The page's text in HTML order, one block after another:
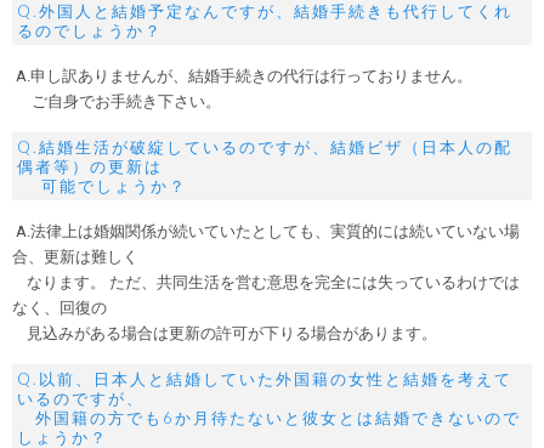
Q.外国人と結婚予定なんですが、結婚手続きも代行してくれ
るのでしょうか？
A.申し訳ありませんが、結婚手続きの代行は行っておりません。
ご自身でお手続き下さい。
Q.結婚生活が破綻しているのですが、結婚ビザ（日本人の配
偶者等）の更新は
可能でしょうか？
A.法律上は婚姻関係が続いていたとしても、実質的には続いていない場
合、更新は難しく
なります。 ただ、共同生活を営む意思を完全には失っているわけでは
なく、回復の
見込みがある場合は更新の許可が下りる場合があります。
Q.以前、日本人と結婚していた外国籍の女性と結婚を考えて
いるのですが、
外国籍の方でも6か月待たないと彼女とは結婚できないので
しょうか？